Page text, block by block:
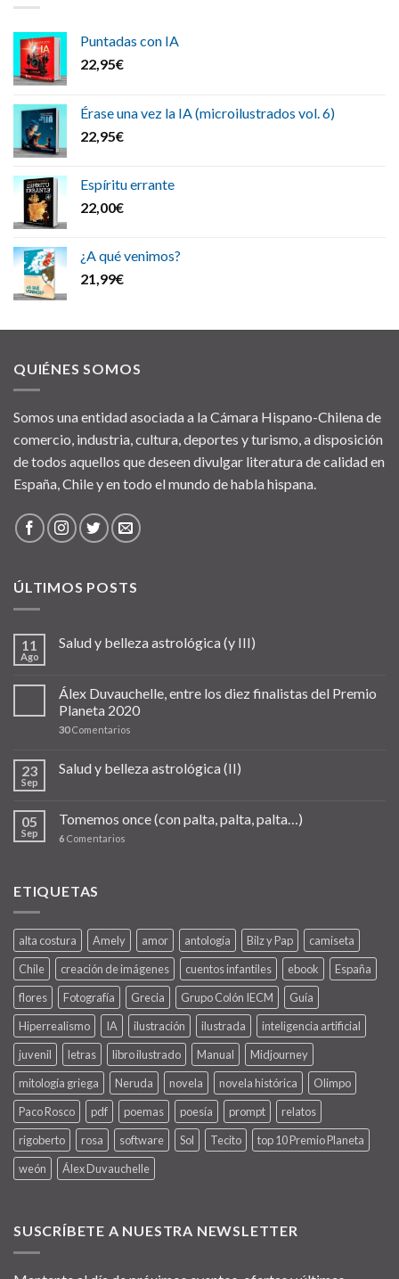
Puntadas con IA
22,95€
Érase una vez la IA (microilustrados vol. 6)
22,95€
Espíritu errante
22,00€
¿A qué venimos?
21,99€
QUIÉNES SOMOS
Somos una entidad asociada a la Cámara Hispano-Chilena de
comercio, industria, cultura, deportes y turismo, a disposición
de todos aquellos que deseen divulgar literatura de calidad en
España, Chile y en todo el mundo de habla hispana.
ÚLTIMOS POSTS
11
Ago
Salud y belleza astrológica (y III)
Álex Duvauchelle, entre los diez finalistas del Premio
Planeta 2020
30Comentarios
23
Sep
Salud y belleza astrológica (II)
05
Sep
Tomemos once (con palta, palta, palta…)
6 Comentarios
ETIQUETAS
alta costura Amely amor antología Bilz y Pap
camiseta
Chile
creación de imágenes cuentos infantiles ebook
España
flores
Fotografía Grecia Grupo Colón IECM
Guía
Hiperrealismo
IA ilustración ilustrada
inteligencia artificial
juvenil
letras libro ilustrado Manual
Midjourney
mitología griega
Neruda novela novela histórica
Olimpo
Paco Rosco
pdf poemas poesía prompt
relatos
rigoberto
rosa software Sol Tecito
top 10 Premio Planeta
weón
Álex Duvauchelle
SUSCRÍBETE A NUESTRA NEWSLETTER